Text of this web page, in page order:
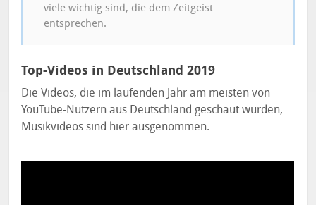
viele wichtig sind, die dem Zeitgeist
entsprechen.
Top-Videos in Deutschland 2019
Die Videos, die im laufenden Jahr am meisten von
YouTube-Nutzern aus Deutschland geschaut wurden,
Musikvideos sind hier ausgenommen.